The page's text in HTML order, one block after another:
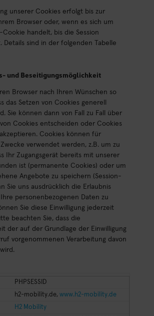
unserer Cookies erfolgt bis zur
Browser oder, wenn es sich um
Cookie handelt, bis die Session
Details sind in der folgenden Tabelle
und Beseitigungsmöglichkeit
Browser nach Ihren Wünschen so
das Setzen von Cookies generell
Sie können dann von Fall zu Fall über
Cookies entscheiden oder Cookies
Cookies können für
verwendet werden, z.B. um zu
Ihr Zugangsgerät bereits mit unserer
ist (permanente Cookies) oder um
Angebote zu speichern (Session-
Sie uns ausdrücklich die Erlaubnis
personenbezogenen Daten zu
Sie diese Einwilligung jederzeit
beachten Sie, dass die
der auf der Grundlage der Einwilligung
vorgenommenen Verarbeitung davon
PHPSESSID
h2-mobility.de, www.h2-mobility.de
H2 Mobility